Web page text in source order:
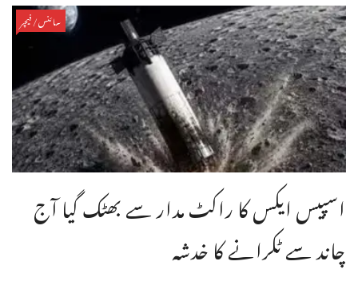
سائنس/فیچر
اسپیس ایکس کا راکٹ مدار سے بھٹک گیا آج
چاند سے ٹکرانے کا خدشہ